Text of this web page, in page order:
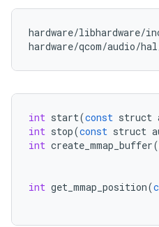
hardware/libhardware/
hardware/qcom/audio/
int start(const struct
int stop(const struct
int create_mmap_buffer(
int get_mmap_position(